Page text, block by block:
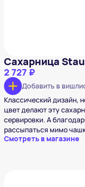
Сахарница
2 727 ₽
Добавить в
Классический дизайн,
цвет делают эту
сервировки. А
рассыпаться мимо
Смотреть в магазине